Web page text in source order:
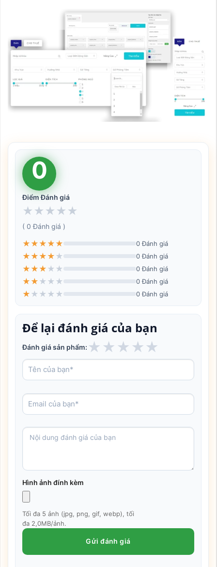
0
Điểm Đánh giá
★ ★ ★ ★ ★
( 0 Đánh giá )
★ ★ ★ ★ ★ 0 Đánh giá
★ ★ ★ ★ ★ 0 Đánh giá
★ ★ ★ ★ ★ 0 Đánh giá
★ ★ ★ ★ ★ 0 Đánh giá
★ ★ ★ ★ ★ 0 Đánh giá
Để lại đánh giá của bạn
Đánh giá sản phẩm: ★ ★ ★ ★★
Hình ảnh đính kèm
Tối đa 5 ảnh (jpg, png, gif, webp), tối
đa 2,0MB/ảnh.
Gửi đánh giá